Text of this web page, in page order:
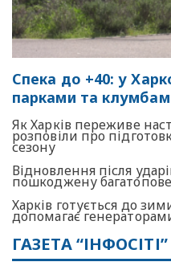
Спека до +40: у
парками та
Як Харків переживе
розповіли про
сезону
Відновлення після
пошкоджену
Харків готується до
допомагає
ГАЗЕТА “ІНФОСІТІ”